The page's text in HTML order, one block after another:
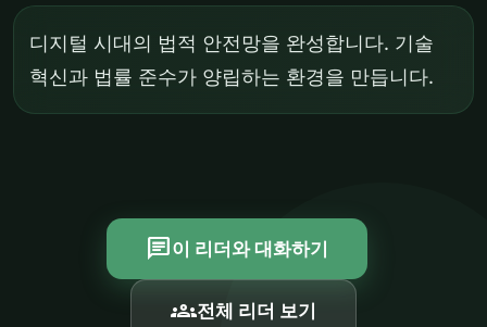
디지털 시대의 법적 안전망을 완성합니다. 기술
혁신과 법률 준수가 양립하는 환경을 만듭니다.
chat이 리더와 대화하기
groups전체 리더 보기